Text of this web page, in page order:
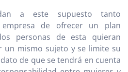
a este supuesto tanto
de ofrecer un plan
personas de esta quieran
un mismo sujeto y se limite su
de que se tendrá en cuenta